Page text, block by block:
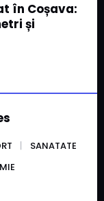
în Coșava:
și
SANATATE